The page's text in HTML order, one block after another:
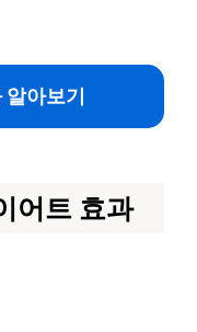
아보기
어트 효과